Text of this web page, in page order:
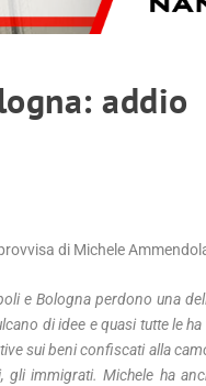
addio
di Michele
e Bologna perdono una
di idee e quasi tutte le
sui beni confiscati alla
immigrati. Michele ha